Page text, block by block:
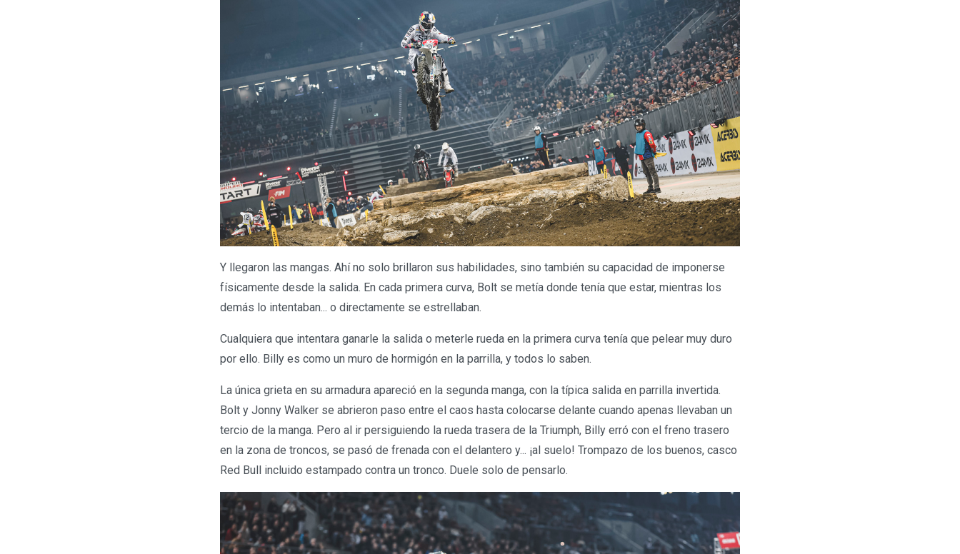
Y llegaron las mangas. Ahí no solo brillaron sus habilidades, sino también su capacidad de imponerse
físicamente desde la salida. En cada primera curva, Bolt se metía donde tenía que estar, mientras los
demás lo intentaban... o directamente se estrellaban.
Cualquiera que intentara ganarle la salida o meterle rueda en la primera curva tenía que pelear muy duro
por ello. Billy es como un muro de hormigón en la parrilla, y todos lo saben.
La única grieta en su armadura apareció en la segunda manga, con la típica salida en parrilla invertida.
Bolt y Jonny Walker se abrieron paso entre el caos hasta colocarse delante cuando apenas llevaban un
tercio de la manga. Pero al ir persiguiendo la rueda trasera de la Triumph, Billy erró con el freno trasero
en la zona de troncos, se pasó de frenada con el delantero y... ¡al suelo! Trompazo de los buenos, casco
Red Bull incluido estampado contra un tronco. Duele solo de pensarlo.